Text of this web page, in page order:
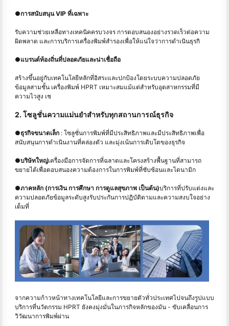
●การสนับสนุน VIP ที่เฉพาะ
รับความช่วยเหลือทางเทคนิคครบวงจร การตอบสนองอย่างรวดเร็วต่อความ
ผิดพลาด และการบริการเครื่องพิมพ์สำรองเพื่อให้แน่ใจว่าการดำเนินธุรกิ
●แบรนด์ท้องถิ่นที่ปลอดภัยและน่าเชื่อถือ
สร้างขึ้นอยู่กับเทคโนโลยีหลักที่อิสระและปกป้องโดยระบบความปลอดภัย
ข้อมูลสามชั้น เครื่องพิมพ์ HPRT เหมาะสมแม้แต่สําหรับอุตสาหกรรมที่มี
ความไวสูง เช
2. โซลูชั่นความแม่นยำสำหรับทุกสถานการณ์ธุรกิจ
●ธุรกิจขนาดเล็ก : โซลูชั่นการพิมพ์ที่มีประสิทธิภาพและมีประสิทธิภาพเพื่อ
สนับสนุนการดำเนินงานที่คล่องตัว และมุ่งเน้นการเติบโตของธุรกิจ
●บริษัทใหญ่เครื่องมือการจัดการที่ฉลาดและโครงสร้างพื้นฐานที่สามารถ
ขยายได้เพื่อตอบสนองความต้องการในการพิมพ์ที่ซับซ้อนและไดนามิก
●ภาคหลัก (การเงิน การศึกษา การดูแลสุขภาพ เป็นต้น)บริการที่ปรับแต่งและ
ความปลอดภัยข้อมูลระดับสูงรับประกันการปฏิบัติตามและความสงบใจอย่าง
เต็มที่
จากความก้าวหน้าทางเทคโนโลยีและการขยายตัวทั่วประเทศไปจนถึงรูปแบบ
บริการที่นวัตกรรม HPRT ยังคงมุ่งมั่นในภารกิจหลักของมัน - ขับเคลื่อนการ
วิวัฒนาการพิมพ์ผ่าน